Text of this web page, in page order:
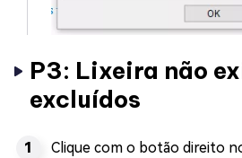
P3: Lixeira não
excluídos
Clique com o botão direito